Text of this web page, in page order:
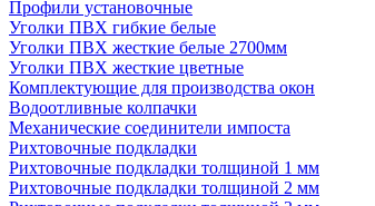
Профили установочные
Уголки ПВХ гибкие белые
Уголки ПВХ жесткие белые 2700мм
Уголки ПВХ жесткие цветные
Комплектующие для производства окон
Водоотливные колпачки
Механические соединители импоста
Рихтовочные подкладки
Рихтовочные подкладки толщиной 1 мм
Рихтовочные подкладки толщиной 2 мм